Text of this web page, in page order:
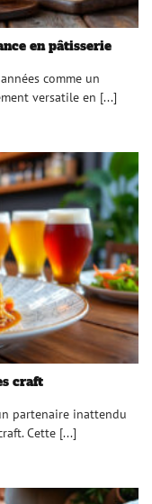
en pâtisserie
comme un
versatile en [...]
craft
partenaire inattendu
Cette [...]